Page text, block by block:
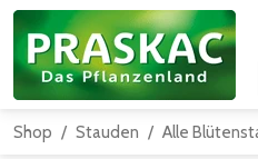
Shop Stauden Alle